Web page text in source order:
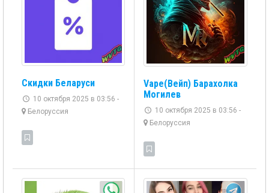
Скидки Беларуси
10 октября 2025 в 03:56 -
Белоруссия
Vape(Вейп) Барахолка
Могилев
10 октября 2025 в 03:56 -
Белоруссия